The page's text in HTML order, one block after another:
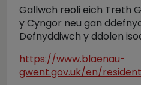
Gallwch reoli eich Treth
y Cyngor neu gan
Defnyddiwch y ddolen
https://www.blaenau-
gwent.gov.uk/en/